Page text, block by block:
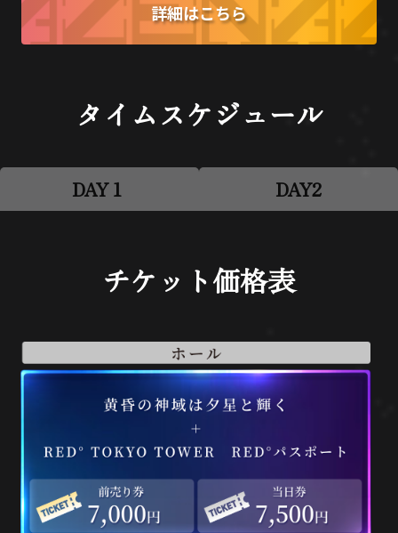
詳細はこちら
タイムスケジュール
DAY１ DAY2
チケット価格表